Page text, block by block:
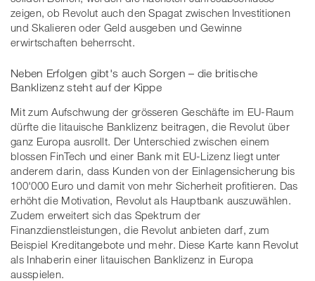
zeigen, ob Revolut auch den Spagat zwischen Investitionen
und Skalieren oder Geld ausgeben und Gewinne
erwirtschaften beherrscht.
Neben Erfolgen gibt's auch Sorgen – die britische
Banklizenz steht auf der Kippe
Mit zum Aufschwung der grösseren Geschäfte im EU-Raum
dürfte die litauische Banklizenz beitragen, die Revolut über
ganz Europa ausrollt. Der Unterschied zwischen einem
blossen FinTech und einer Bank mit EU-Lizenz liegt unter
anderem darin, dass Kunden von der Einlagensicherung bis
100'000 Euro und damit von mehr Sicherheit profitieren. Das
erhöht die Motivation, Revolut als Hauptbank auszuwählen.
Zudem erweitert sich das Spektrum der
Finanzdienstleistungen, die Revolut anbieten darf, zum
Beispiel Kreditangebote und mehr. Diese Karte kann Revolut
als Inhaberin einer litauischen Banklizenz in Europa
ausspielen.